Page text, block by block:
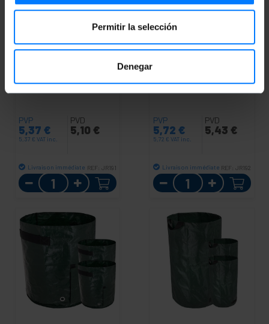
Permitir la selección
Denegar
culture de jardin 34 x 35
PVP
5,37 €
5,37 € VAT inc.
PVD
5,10 €
Livraison immédiate REF: JR191
Quantité
culture de jardin 34 x 45
PVP
5,72 €
5,72 € VAT inc.
PVD
5,43 €
Livraison immédiate REF: JR192
Quantité